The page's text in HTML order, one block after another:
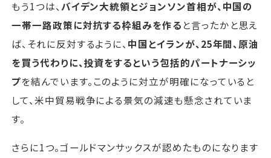
もう1つは、 バイデン大統領とジョンソン首相が、中国の
一帯一路政策に対抗する枠組みを作る と言ったかと思え
ば、それに反対するように、 中国とイランが、25年間、原油
を買う代わりに、投資をするという包括的パートナーシッ
プを結んでいます。このように対立が明確になっていると
して、米中貿易戦争による景気の減速も懸念されていま
す。
さらに1つ。ゴールドマンサックスが認めたものになります